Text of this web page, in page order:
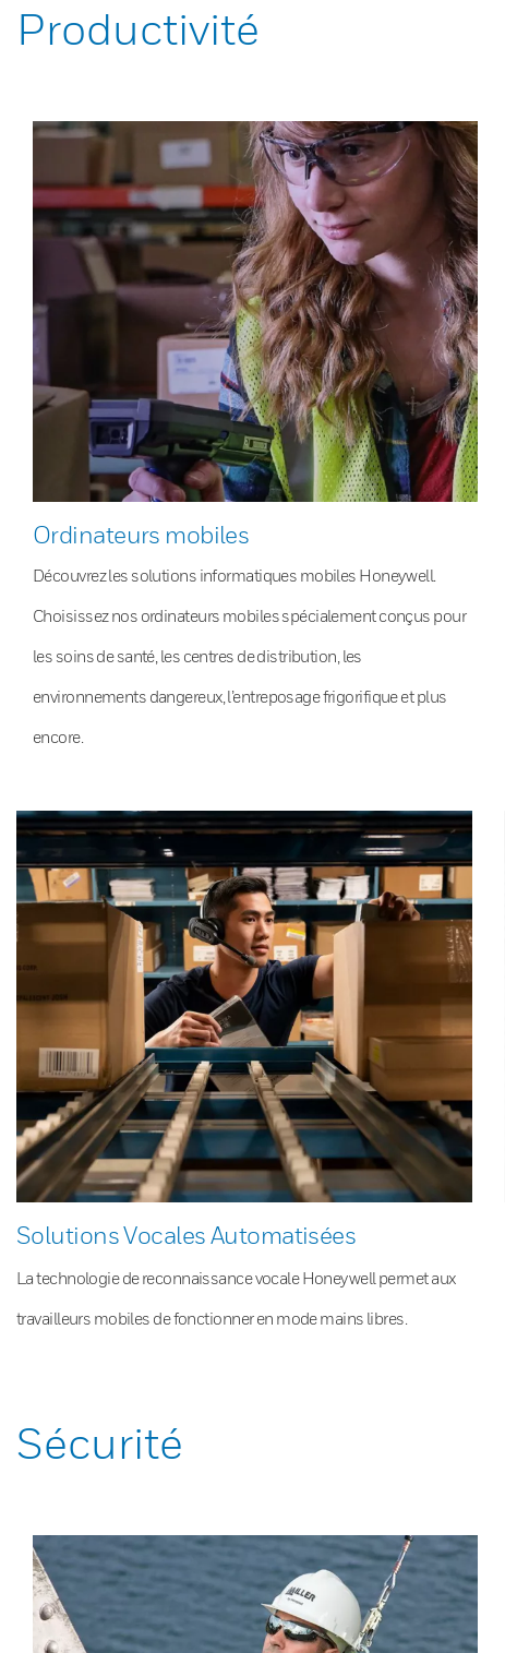
Productivité
Ordinateurs mobiles
Découvrez les solutions informatiques mobiles Honeywell.
Choisissez nos ordinateurs mobiles spécialement conçus pour
les soins de santé, les centres de distribution, les
environnements dangereux, l’entreposage frigorifique et plus
encore.
Solutions Vocales Automatisées
La technologie de reconnaissance vocale Honeywell permet aux
travailleurs mobiles de fonctionner en mode mains libres.
Sécurité